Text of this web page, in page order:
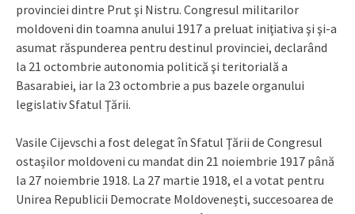
provinciei dintre Prut şi Nistru. Congresul militarilor
moldoveni din toamna anului 1917 a preluat iniţiativa şi şi-a
asumat răspunderea pentru destinul provinciei, declarând
la 21 octombrie autonomia politică şi teritorială a
Basarabiei, iar la 23 octombrie a pus bazele organului
legislativ Sfatul Ţării.
Vasile Cijevschi a fost delegat în Sfatul Ţării de Congresul
ostaşilor moldoveni cu mandat din 21 noiembrie 1917 până
la 27 noiembrie 1918. La 27 martie 1918, el a votat pentru
Unirea Republicii Democrate Moldoveneşti, succesoarea de